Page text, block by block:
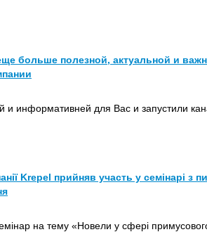
больше полезной, актуальной и
и информативней для Вас и запустили
Krepel прийняв участь у семінарі з
на тему «Новели у сфері